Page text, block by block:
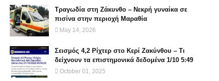
Τραγωδία στη Ζάκυνθο – Νεκρή γυναίκα σε
πισίνα στην περιοχή Μαραθία
May 14, 2026
Σεισμός 4,2 Ρίχτερ στο Κερί Ζακύνθου – Τι
δείχνουν τα επιστημονικά δεδομένα 1/10 5:49
October 01, 2025